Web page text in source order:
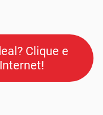
Clique e